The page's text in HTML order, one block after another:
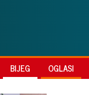
BIJEG OGLASI